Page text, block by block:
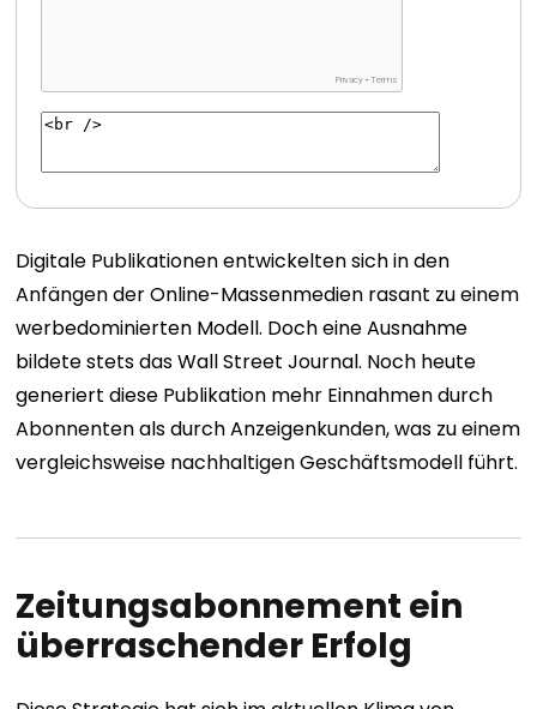
Digitale Publikationen entwickelten sich in den
Anfängen der Online-Massenmedien rasant zu einem
werbedominierten Modell. Doch eine Ausnahme
bildete stets das Wall Street Journal. Noch heute
generiert diese Publikation mehr Einnahmen durch
Abonnenten als durch Anzeigenkunden, was zu einem
vergleichsweise nachhaltigen Geschäftsmodell führt.
Zeitungsabonnement ein
überraschender Erfolg